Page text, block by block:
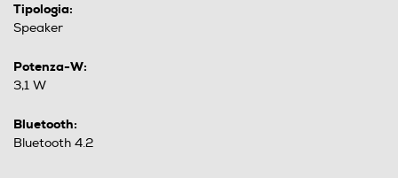
Tipologia:
Speaker
Potenza-W:
3,1 W
Bluetooth:
Bluetooth 4.2